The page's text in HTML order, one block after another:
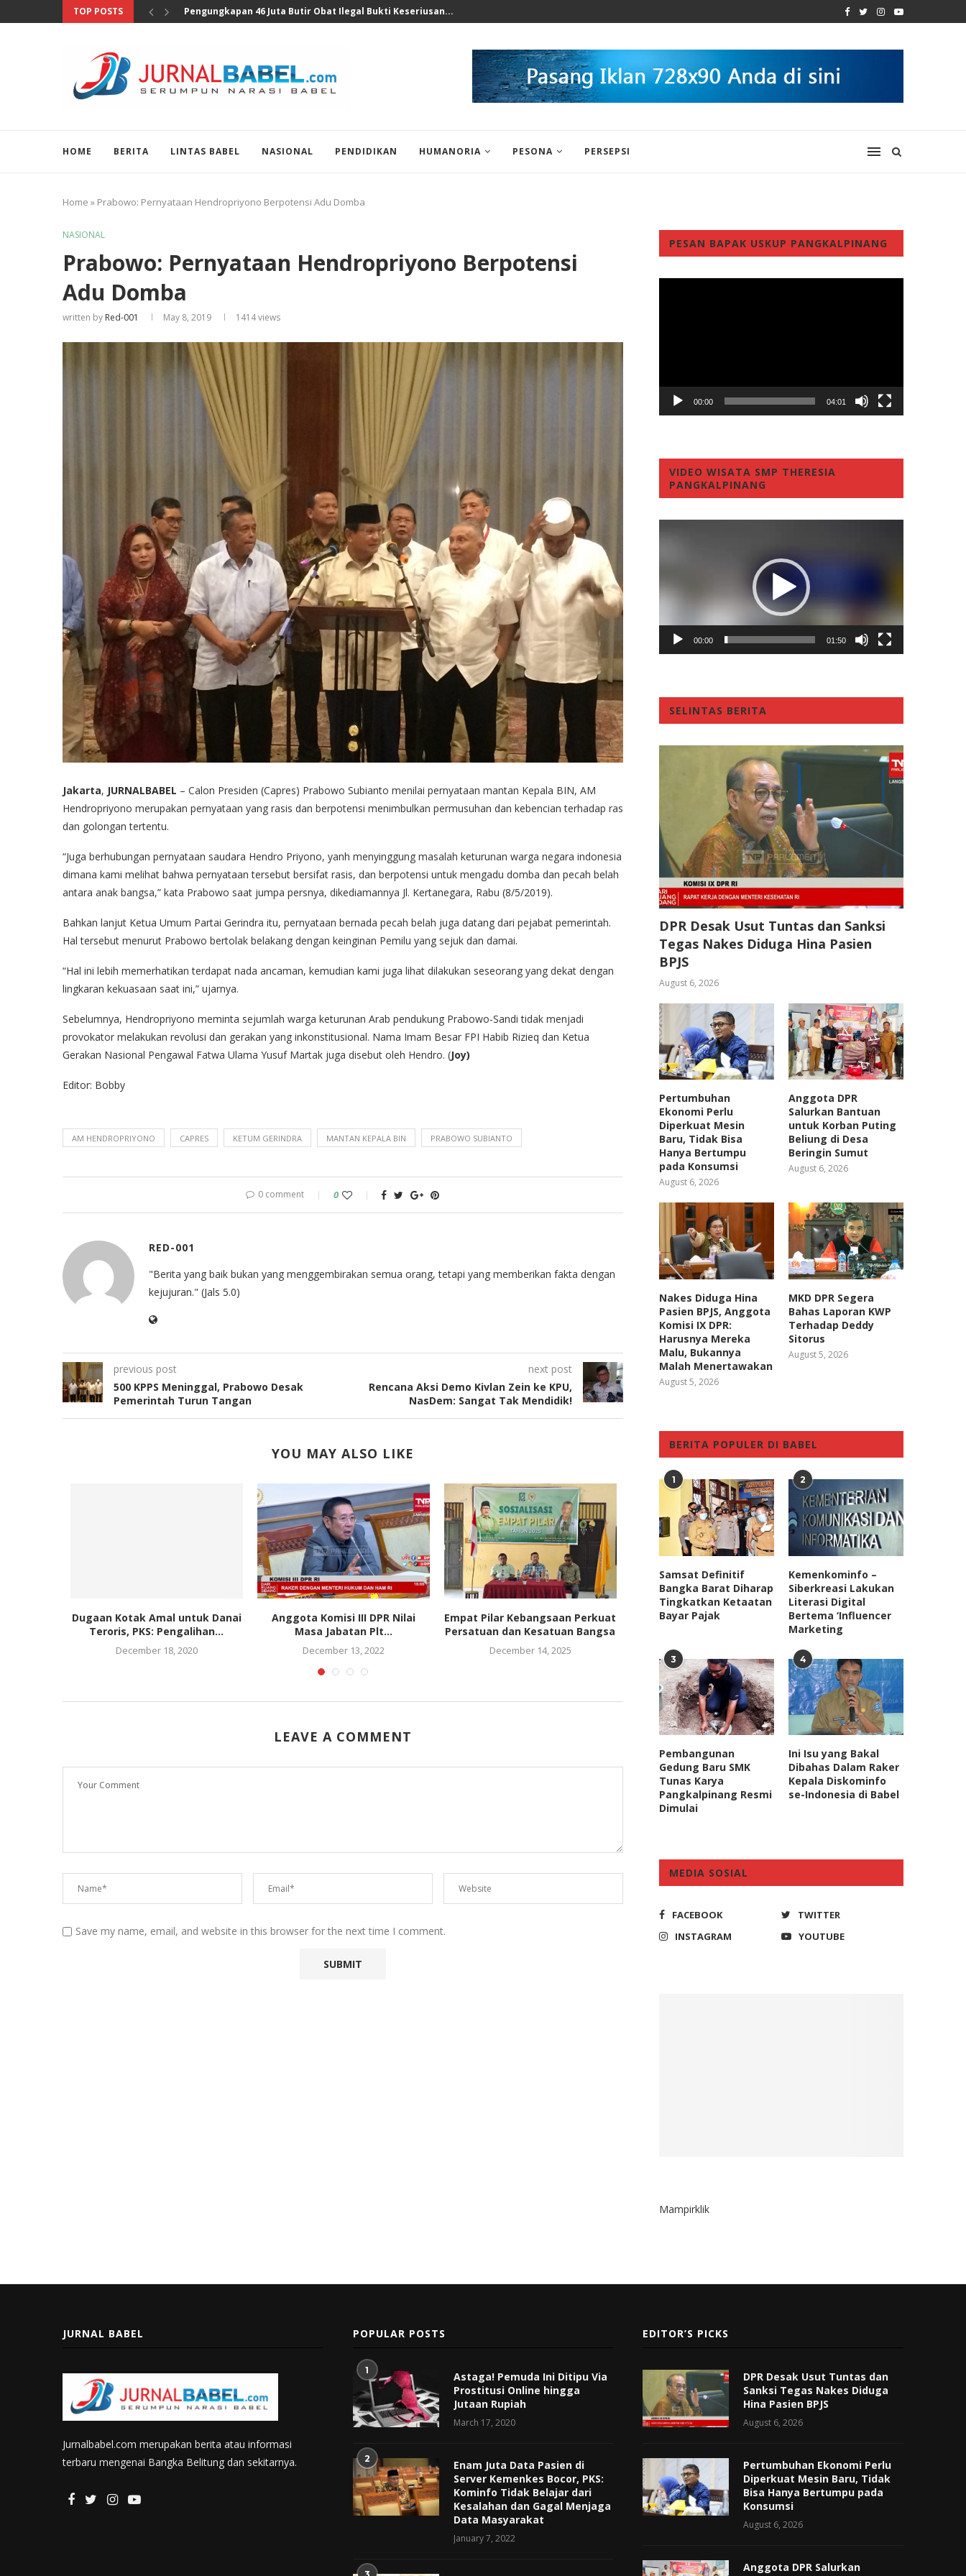
TOP POSTS Anggota DPR Sebut Sensus Ekonomi 2026 Bukan Untuk...
HOME BERITA LINTAS BABEL NASIONAL PENDIDIKAN HUMANORIA PESONA PERSEPSI
Home » Prabowo: Pernyataan Hendropriyono Berpotensi Adu Domba
NASIONAL
Prabowo: Pernyataan Hendropriyono Berpotensi
Adu Domba
written by Red-001 May 8, 2019 1414views
Jakarta, JURNALBABEL – Calon Presiden (Capres) Prabowo Subianto menilai pernyataan mantan Kepala BIN, AM
Hendropriyono merupakan pernyataan yang rasis dan berpotensi menimbulkan permusuhan dan kebencian terhadap ras
dan golongan tertentu.
“Juga berhubungan pernyataan saudara Hendro Priyono, yanh menyinggung masalah keturunan warga negara indonesia
dimana kami melihat bahwa pernyataan tersebut bersifat rasis, dan berpotensi untuk mengadu domba dan pecah belah
antara anak bangsa,” kata Prabowo saat jumpa persnya, dikediamannya Jl. Kertanegara, Rabu (8/5/2019).
Bahkan lanjut Ketua Umum Partai Gerindra itu, pernyataan bernada pecah belah juga datang dari pejabat pemerintah.
Hal tersebut menurut Prabowo bertolak belakang dengan keinginan Pemilu yang sejuk dan damai.
“Hal ini lebih memerhatikan terdapat nada ancaman, kemudian kami juga lihat dilakukan seseorang yang dekat dengan
lingkaran kekuasaan saat ini,” ujarnya.
Sebelumnya, Hendropriyono meminta sejumlah warga keturunan Arab pendukung Prabowo-Sandi tidak menjadi
provokator melakukan revolusi dan gerakan yang inkonstitusional. Nama Imam Besar FPI Habib Rizieq dan Ketua
Gerakan Nasional Pengawal Fatwa Ulama Yusuf Martak juga disebut oleh Hendro. (Joy)
Editor: Bobby
AM HENDROPRIYONO CAPRES KETUM GERINDRA MANTAN KEPALA BIN PRABOWO SUBIANTO
0 comment 0
RED-001
"Berita yang baik bukan yang menggembirakan semua orang, tetapi yang memberikan fakta dengan
kejujuran." (Jals 5.0)
previous post
500 KPPS Meninggal, Prabowo Desak
Pemerintah Turun Tangan
next post
Rencana Aksi Demo Kivlan Zein ke KPU,
NasDem: Sangat Tak Mendidik!
YOU MAY ALSO LIKE
Dugaan Kotak Amal untuk Danai
Teroris, PKS: Pengalihan...
December 18, 2020
Anggota Komisi III DPR Nilai
Masa Jabatan Plt...
December 13, 2022
Empat Pilar Kebangsaan Perkuat
Persatuan dan Kesatuan Bangsa
December 14, 2025
Dapat PMN Rp832 Miliar,
September 20, 2023
Hardiknas 2025,
Golkar: Wujudkan
May 2, 2025
LEAVE A COMMENT
Save my name, email, and website in this browser for the next time I comment.
PESAN BAPAK USKUP PANGKALPINANG
00:00 04:01
VIDEO WISATA SMP THERESIA
PANGKALPINANG
00:00 01:50
SELINTAS BERITA
DPR Desak Usut Tuntas dan Sanksi
Tegas Nakes Diduga Hina Pasien
BPJS
August 6, 2026
Pertumbuhan
Ekonomi Perlu
Diperkuat Mesin
Baru, Tidak Bisa
Hanya Bertumpu
pada Konsumsi
August 6, 2026
Anggota DPR
Salurkan Bantuan
untuk Korban Puting
Beliung di Desa
Beringin Sumut
August 6, 2026
Nakes Diduga Hina
Pasien BPJS, Anggota
Komisi IX DPR:
Harusnya Mereka
Malu, Bukannya
Malah Menertawakan
August 5, 2026
MKD DPR Segera
Bahas Laporan KWP
Terhadap Deddy
Sitorus
August 5, 2026
BERITA POPULER DI BABEL
1
Samsat Definitif
Bangka Barat Diharap
Tingkatkan Ketaatan
Bayar Pajak
2
Kemenkominfo –
Siberkreasi Lakukan
Literasi Digital
Bertema ‘Influencer
Marketing
3
Pembangunan
Gedung Baru SMK
Tunas Karya
Pangkalpinang Resmi
Dimulai
4
Ini Isu yang Bakal
Dibahas Dalam Raker
Kepala Diskominfo
se-Indonesia di Babel
MEDIA SOSIAL
FACEBOOK
TWITTER
INSTAGRAM
YOUTUBE
Mampirklik
JURNAL BABEL
Jurnalbabel.com merupakan berita atau informasi
terbaru mengenai Bangka Belitung dan sekitarnya.
POPULAR POSTS
1
Astaga! Pemuda Ini Ditipu Via
Prostitusi Online hingga
Jutaan Rupiah
March 17, 2020
2
Enam Juta Data Pasien di
Server Kemenkes Bocor, PKS:
Kominfo Tidak Belajar dari
Kesalahan dan Gagal Menjaga
Data Masyarakat
January 7, 2022
EDITOR’S PICKS
DPR Desak Usut Tuntas dan
Sanksi Tegas Nakes Diduga
Hina Pasien BPJS
August 6, 2026
Pertumbuhan Ekonomi Perlu
Diperkuat Mesin Baru, Tidak
Bisa Hanya Bertumpu pada
Konsumsi
August 6, 2026
Anggota DPR Salurkan